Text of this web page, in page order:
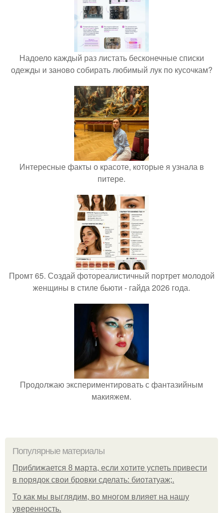
Надоело каждый раз листать бесконечные списки
одежды и заново собирать любимый лук по кусочкам?
Интересные факты о красоте, которые я узнала в
питере.
Промт 65. Создай фотореалистичный портрет молодой
женщины в стиле бьюти - гайда 2026 года.
Продолжаю экспериментировать с фантазийным
макияжем.
Популярные материалы
Приближается 8 марта, если хотите успеть привести
в порядок свои бровки сделать: биотатуаж;.
То как мы выглядим, во многом влияет на нашу
уверенность.